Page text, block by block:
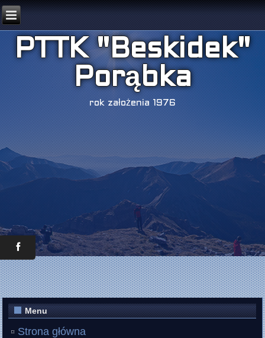
PTTK "Beskidek"
Porąbka
rok założenia 1976
Menu
Strona główna